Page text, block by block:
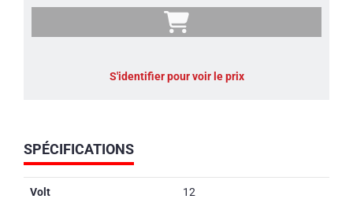
SPÉCIFICATIONS
Volt 12
S'identifier pour voir le prix